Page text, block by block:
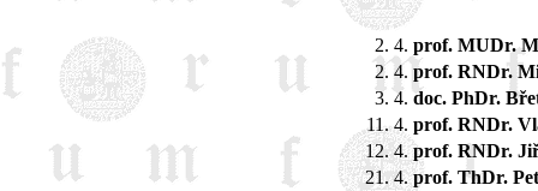
2. 4. prof. MUDr.
2. 4. prof. RNDr.
3. 4. doc. PhDr.
11. 4. prof. RNDr.
12. 4. prof. RNDr.
21. 4. prof. ThDr.